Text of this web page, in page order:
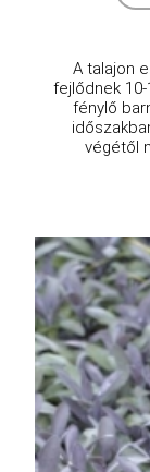
A talajon
fejlődnek
fénylő
végétől